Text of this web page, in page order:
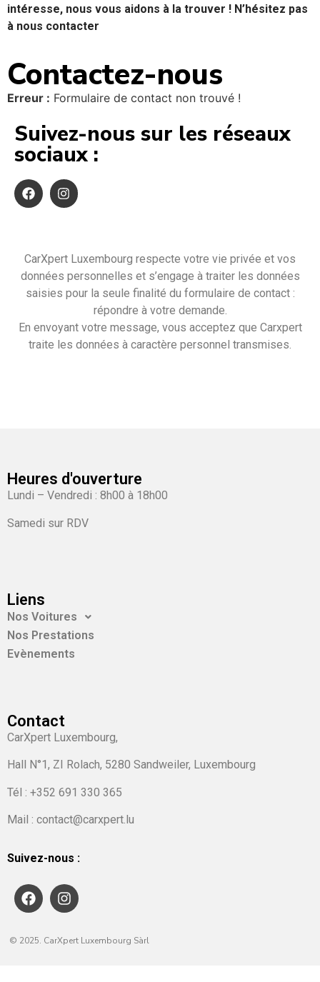
intéresse, nous vous aidons à la trouver ! N’hésitez pas
à nous contacter
Contactez-nous
Erreur : Formulaire de contact non trouvé !
Suivez-nous sur les réseaux
sociaux :
CarXpert Luxembourg respecte votre vie privée et vos
données personnelles et s’engage à traiter les données
saisies pour la seule finalité du formulaire de contact :
répondre à votre demande.
En envoyant votre message, vous acceptez que Carxpert
traite les données à caractère personnel transmises.
Heures d'ouverture
Lundi – Vendredi : 8h00 à 18h00
Samedi sur RDV
Liens
Nos Voitures
Nos Prestations
Evènements
Contact
CarXpert Luxembourg,
Hall N°1, ZI Rolach, 5280 Sandweiler, Luxembourg
Tél : +352 691 330 365
Mail : contact@carxpert.lu
Suivez-nous :
© 2025. CarXpert Luxembourg Sàrl